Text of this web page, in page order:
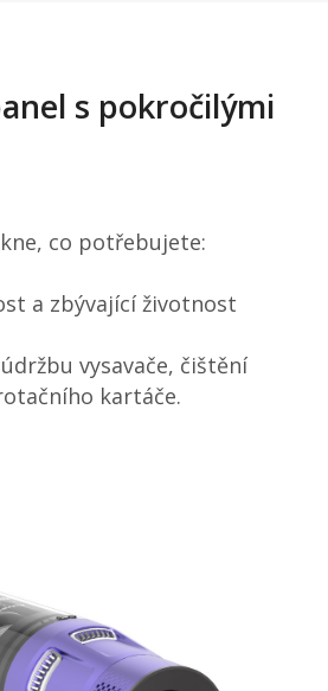
s pokročilými
co potřebujete:
a zbývající životnost
vysavače, čištění
kartáče.